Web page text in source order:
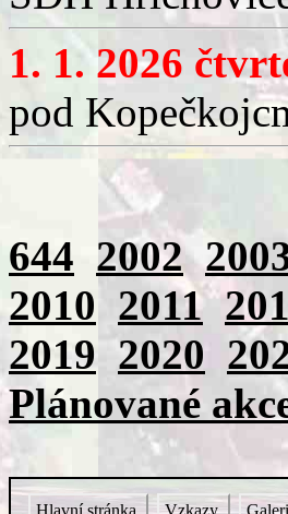
1. 1. 2026
pod
644 2002
2010 2011
2019 2020
Plánované
Hlavní stránka Vzkazy